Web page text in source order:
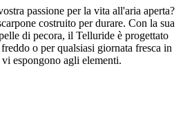
passione per la vita all'aria aperta?
costruito per durare. Con la sua
di pecora, il Telluride è progettato
o per qualsiasi giornata fresca in
espongono agli elementi.